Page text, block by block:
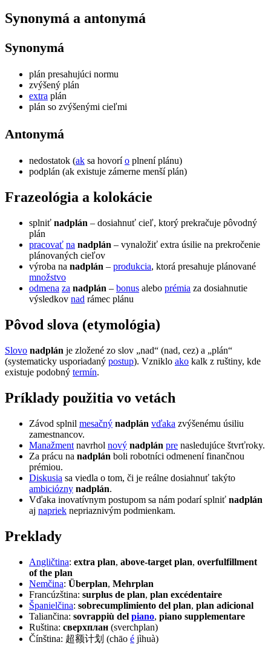
synonymá a antonymá
Synonymá
plán presahujúci normu
zvýšený plán
extra plán
plán so zvýšenými cieľmi
Antonymá
nedostatok (ak sa hovorío plnení plánu)
podplán (ak existuje zámerne menší plán)
frazeológia a kolokácie
splniť nadplán – dosiahnuť cieľ, ktorý prekračuje pôvodný
plán
pracovať na nadplán – vynaložiť extra úsilie na prekročenie
plánovaných cieľov
výroba na nadplán – produkcia, ktorá presahuje plánované
množstvo
odmena za nadplán – bonus alebo prémia za dosiahnutie
výsledkov nad rámec plánu
pôvod slova (etymológia)
Slovo nadplán je zložené zo slov „nad“ (nad, cez) a „plán“
(systematicky usporiadaný postup). Vzniklo ako kalk z ruštiny, kde
existuje podobný termín.
príklady použitia vo vetách
Závod splnil mesačný nadplán vďaka zvýšenému úsiliu
zamestnancov.
Manažment navrhol nový nadplán pre nasledujúce štvrťroky.
Za prácu na nadplán boli robotníci odmenení finančnou
prémiou.
Diskusia sa viedla o tom, či je reálne dosiahnuť takýto
ambiciózny nadplán.
Vďaka inovatívnym postupom sa nám podarí splniť nadplán
aj napriek nepriaznivým podmienkam.
preklady
Angličtina: extra plan, above-target plan, overfulfillment
of the plan
Nemčina: Überplan, Mehrplan
Francúzština: surplus de plan, plan excédentaire
Španielčina: sobrecumplimiento del plan, plan adicional
Taliančina: sovrappiù del piano, piano supplementare
Ruština: сверхплан (sverchplan)
Čínština: 超额计划 (chāo é jìhuà)